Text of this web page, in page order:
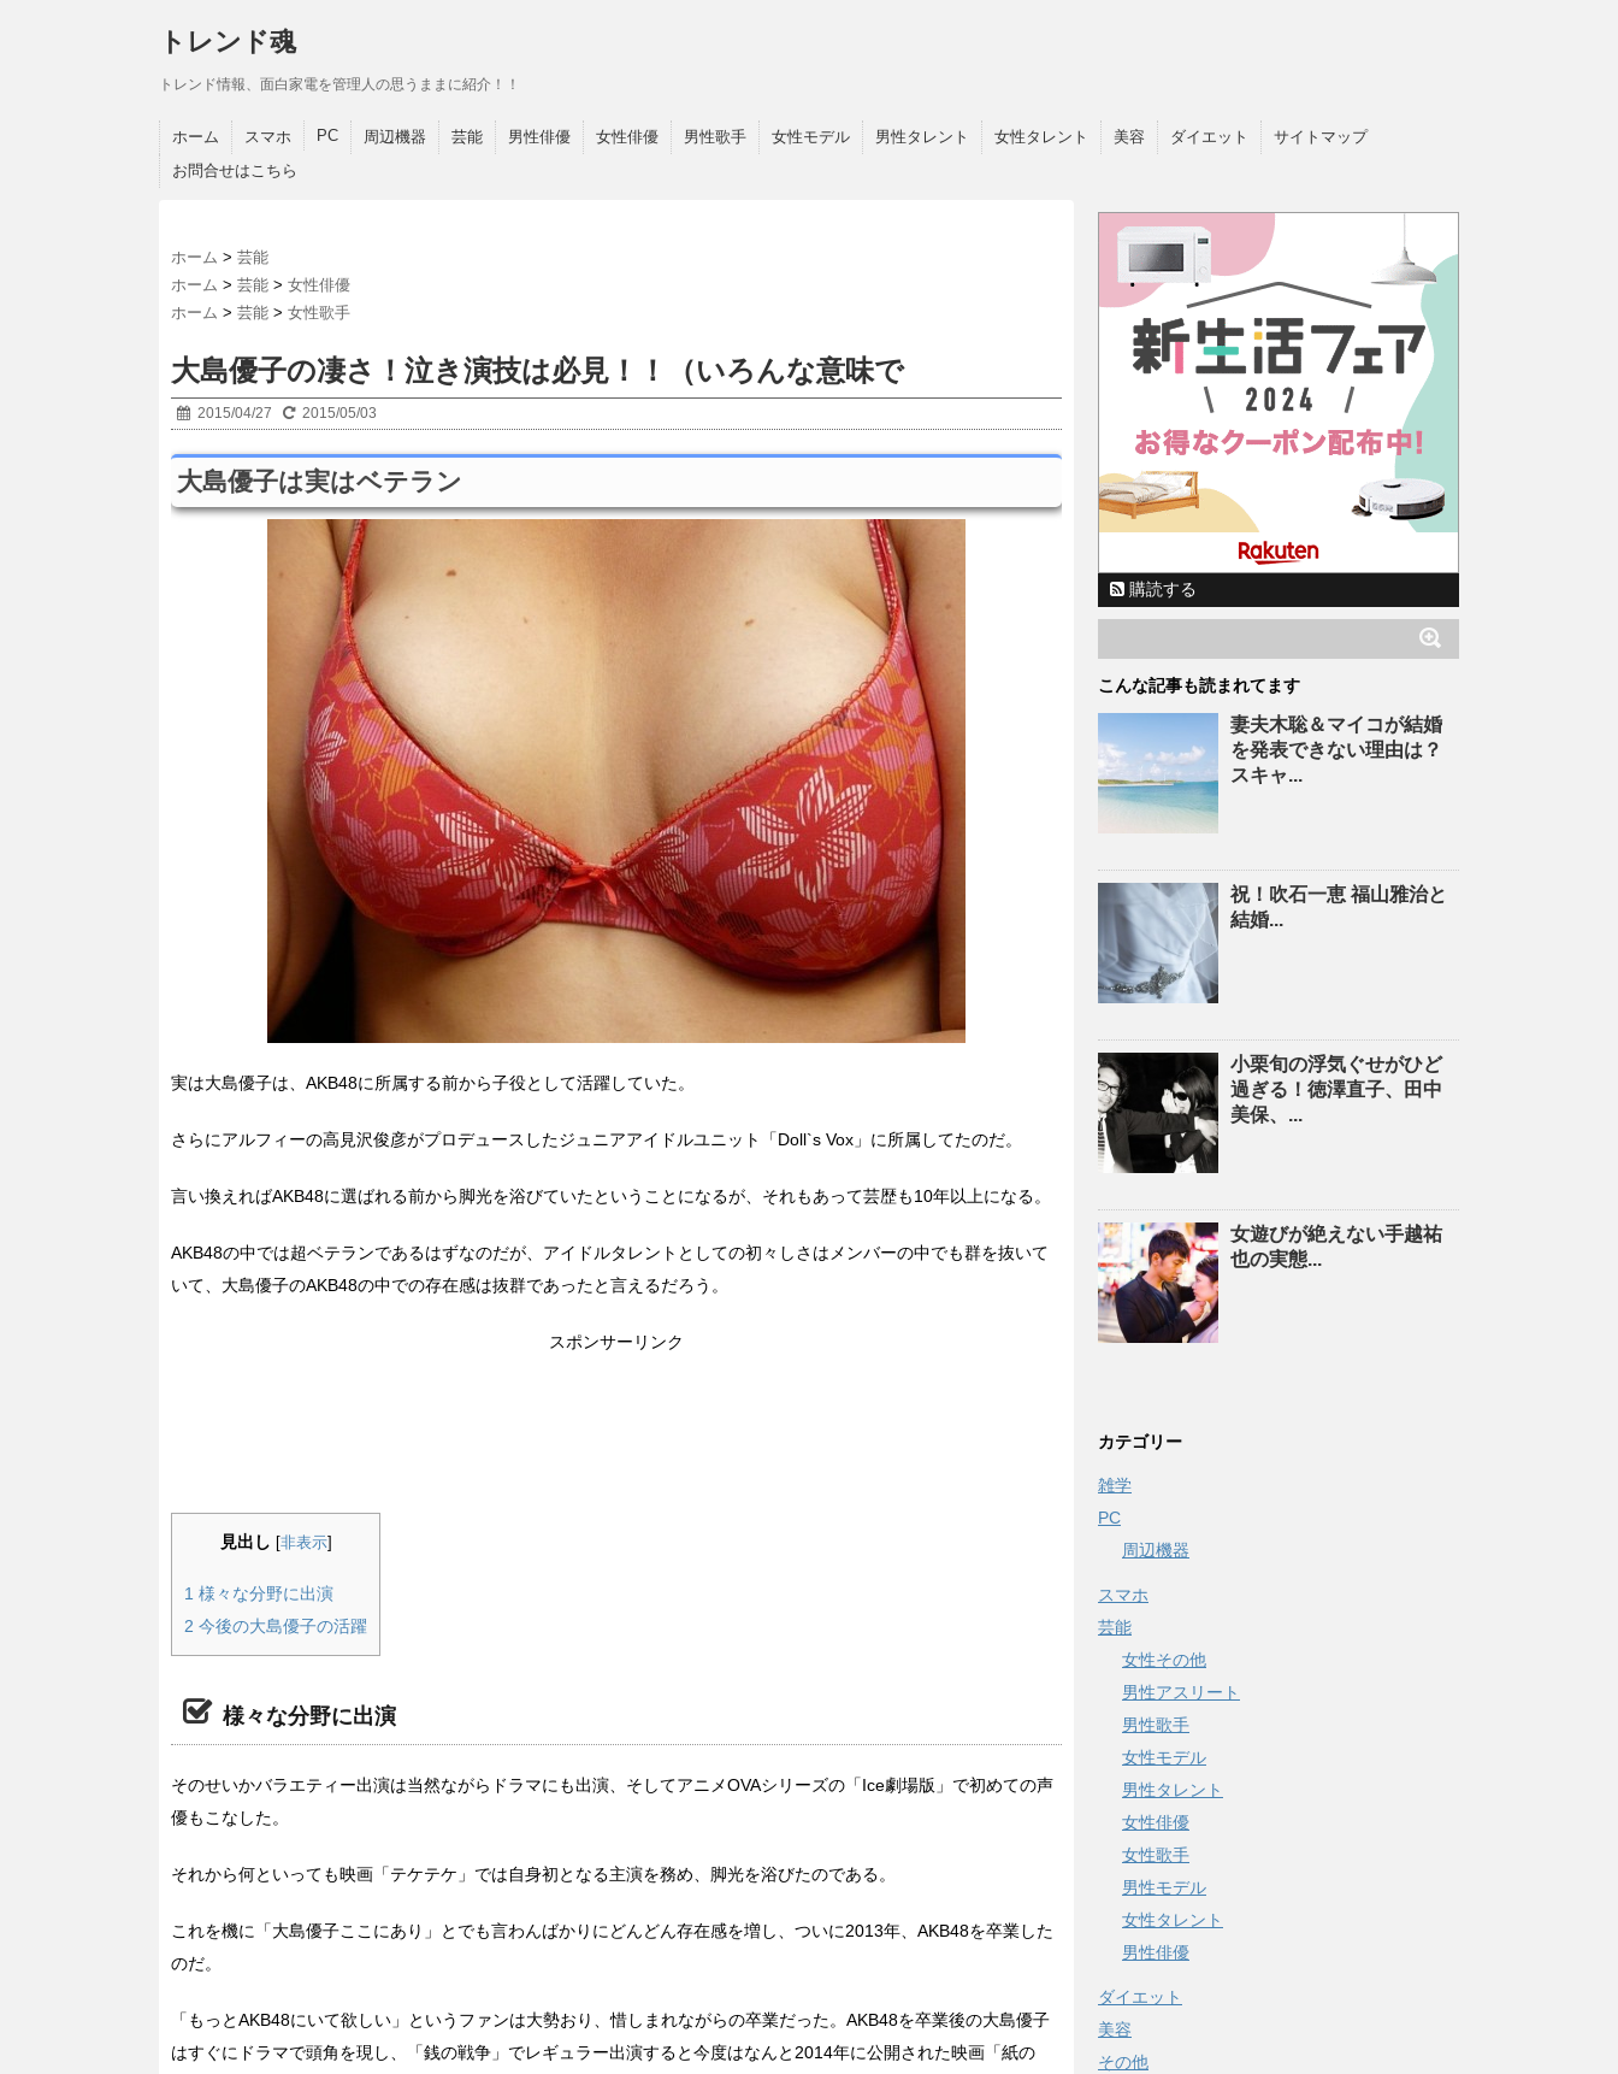
トレンド魂
トレンド情報、面白家電を管理人の思うままに紹介！！
ホーム スマホ PC 周辺機器 芸能 男性俳優 女性俳優 男性歌手 女性モデル 男性タレント 女性タレント 美容 ダイエット
サイトマップ
お問合せはこちら
ホーム > 芸能
ホーム > 芸能 > 女性俳優
ホーム > 芸能 > 女性歌手
大島優子の凄さ！泣き演技は必見！！（いろんな意味で
2015/04/27 2015/05/03
大島優子は実はベテラン
実は大島優子は、AKB48に所属する前から子役として活躍していた。
さらにアルフィーの高見沢俊彦がプロデュースしたジュニアアイドルユニット「Doll`s Vox」に所属してたのだ。
言い換えればAKB48に選ばれる前から脚光を浴びていたということになるが、それもあって芸歴も10年以上になる。
AKB48の中では超ベテランであるはずなのだが、アイドルタレントとしての初々しさはメンバーの中でも群を抜いて
いて、大島優子のAKB48の中での存在感は抜群であったと言えるだろう。
スポンサーリンク
見出し 非表示]
1 様々な分野に出演
2 今後の大島優子の活躍
様々な分野に出演
そのせいかバラエティー出演は当然ながらドラマにも出演、そしてアニメOVAシリーズの「Ice劇場版」で初めての声
優もこなした。
それから何といっても映画「テケテケ」では自身初となる主演を務め、脚光を浴びたのである。
これを機に「大島優子ここにあり」とでも言わんばかりにどんどん存在感を増し、ついに2013年、AKB48を卒業した
のだ。
「もっとAKB48にいて欲しい」というファンは大勢おり、惜しまれながらの卒業だった。AKB48を卒業後の大島優子
はすぐにドラマで頭角を現し、「銭の戦争」でレギュラー出演すると今度はなんと2014年に公開された映画「紙の
購読する
こんな記事も読まれてます
妻夫木聡＆マイコが結婚
を発表できない理由は？
スキャ...
祝！吹石一恵 福山雅治と
結婚...
小栗旬の浮気ぐせがひど
過ぎる！徳澤直子、田中
美保、...
女遊びが絶えない手越祐
也の実態...
カテゴリー
雑学
PC
周辺機器
スマホ
芸能
女性その他
男性アスリート
男性歌手
女性モデル
男性タレント
女性俳優
女性歌手
男性モデル
女性タレント
男性俳優
ダイエット
美容
その他